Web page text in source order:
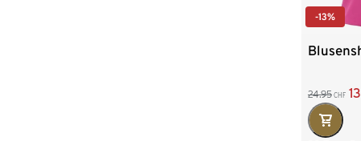
-13%
24.95 CHF